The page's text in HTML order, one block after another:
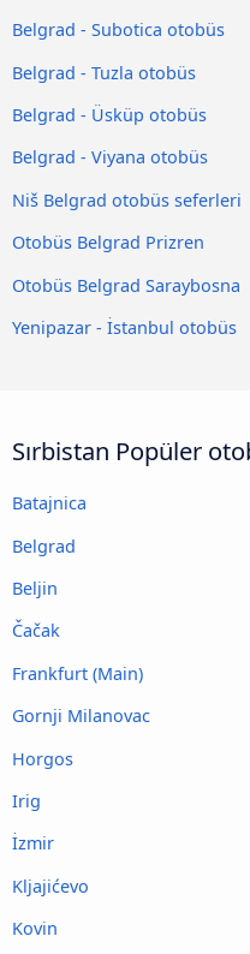
Belgrad - Subotica otobüs
Belgrad - Tuzla otobüs
Belgrad - Üsküp otobüs
Belgrad - Viyana otobüs
Niš Belgrad otobüs seferleri
Otobüs Belgrad Prizren
Otobüs Belgrad Saraybosna
Yenipazar - İstanbul otobüs
Sırbistan Popüler
Batajnica
Belgrad
Beljin
Čačak
Frankfurt (Main)
Gornji Milanovac
Horgos
Irig
İzmir
Kljajićevo
Kovin